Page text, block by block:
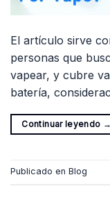
El artículo sirve
personas que
vapear, y cubre
batería,
Continuar leyendo →
Publicado en Blog